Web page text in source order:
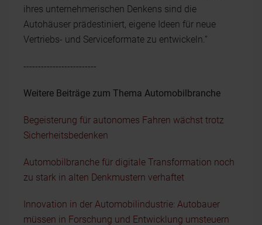
ihres unternehmerischen Denkens sind die
Autohäuser prädestiniert, eigene Ideen für neue
Vertriebs- und Serviceformate zu entwickeln.“
-------------------------
Weitere Beiträge zum Thema Automobilbranche
Begeisterung für autonomes Fahren wächst trotz
Sicherheitsbedenken
Automobilbranche für digitale Transformation noch
zu stark in alten Denkmustern verhaftet
Innovation in der Automobilindustrie: Autobauer
müssen in Forschung und Entwicklung umsteuern